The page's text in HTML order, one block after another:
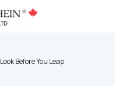
Look Before You Leap